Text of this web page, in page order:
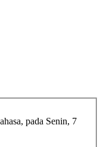
pada Senin, 7